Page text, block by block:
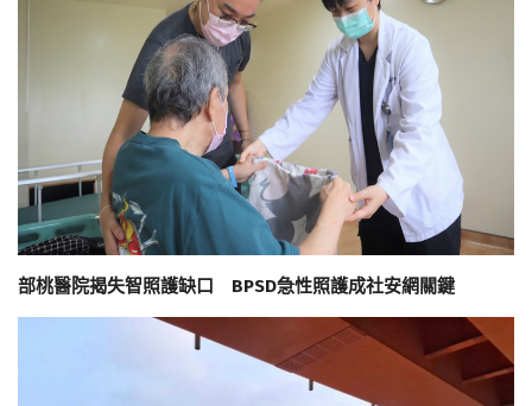
部桃醫院揭失智照護缺口 BPSD急性照護成社安網關鍵